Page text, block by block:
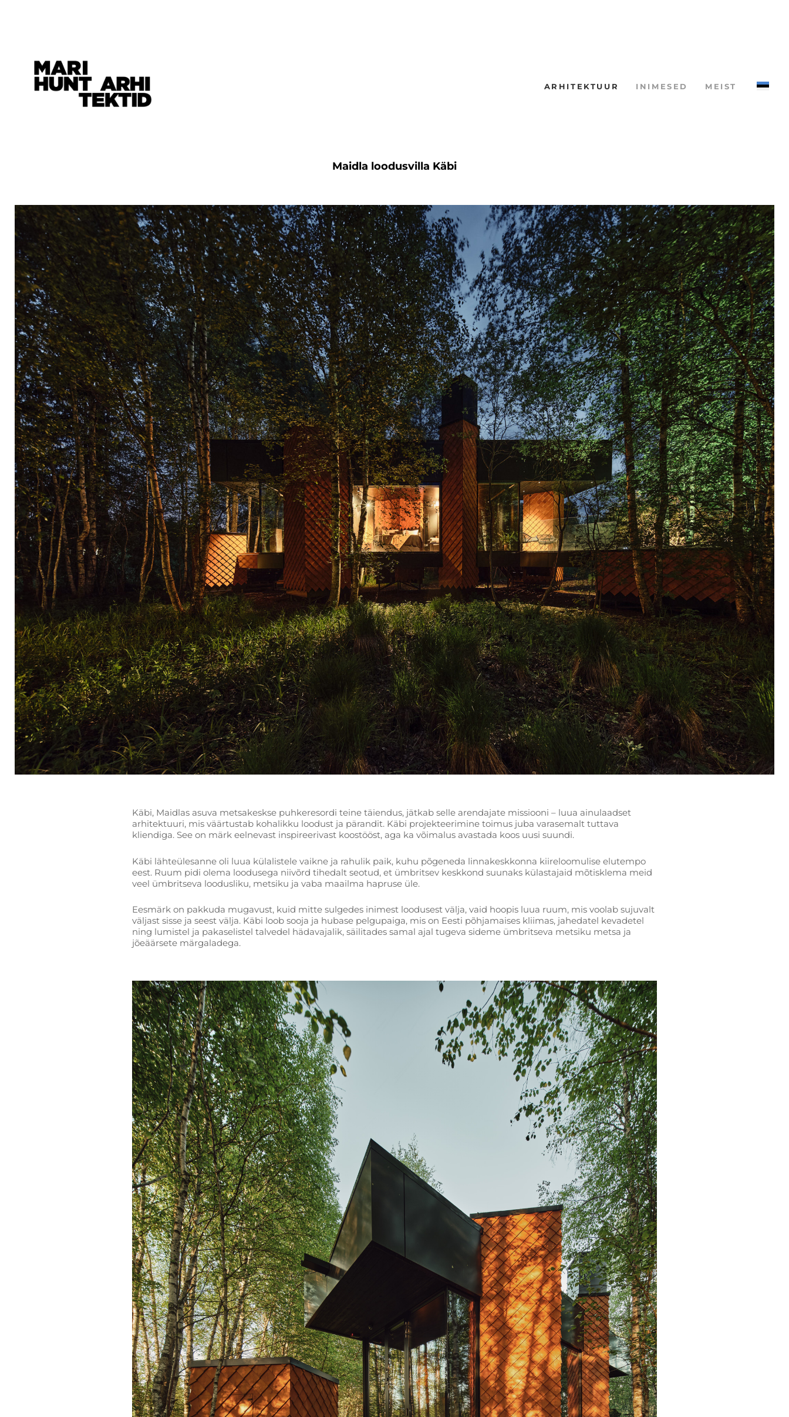
ARHITEKTUUR INIMESED MEIST
Maidla loodusvilla Käbi
Käbi, Maidlas asuva metsakeskse puhkeresordi teine täiendus, jätkab selle arendajate missiooni – luua ainulaadset
arhitektuuri, mis väärtustab kohalikku loodust ja pärandit. Käbi projekteerimine toimus juba varasemalt tuttava
kliendiga. See on märk eelnevast inspireerivast koostööst, aga ka võimalus avastada koos uusi suundi.
Käbi lähteülesanne oli luua külalistele vaikne ja rahulik paik, kuhu põgeneda linnakeskkonna kiireloomulise elutempo
eest. Ruum pidi olema loodusega niivõrd tihedalt seotud, et ümbritsev keskkond suunaks külastajaid mõtisklema meid
veel ümbritseva loodusliku, metsiku ja vaba maailma hapruse üle.
Eesmärk on pakkuda mugavust, kuid mitte sulgedes inimest loodusest välja, vaid hoopis luua ruum, mis voolab sujuvalt
väljast sisse ja seest välja. Käbi loob sooja ja hubase pelgupaiga, mis on Eesti põhjamaises kliimas, jahedatel kevadetel
ning lumistel ja pakaselistel talvedel hädavajalik, säilitades samal ajal tugeva sideme ümbritseva metsiku metsa ja
jõeäärsete märgaladega.